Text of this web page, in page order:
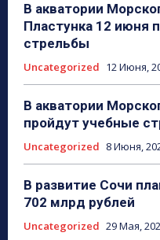
В акватории
Пластунка 12 июня
стрельбы
Uncategorized 12 Июня,
В акватории
пройдут учебные
Uncategorized 8 Июня,
В развитие Сочи
702 млрд рублей
Uncategorized 29 Мая,